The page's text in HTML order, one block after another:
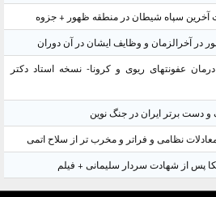
سپاه شیطان در منطقه ظهور + جزوه
آخرالزمان و وظایف ایشان در آن دوران
عفونتهای ریوی و کرونا- نسخه استاد دکتر
دست برتر ایران در جنگ نوین
نظامی و فراتر و مخرب تر از سلاح اتمی
پس از شهادت سردار سلیمانی + فیلم